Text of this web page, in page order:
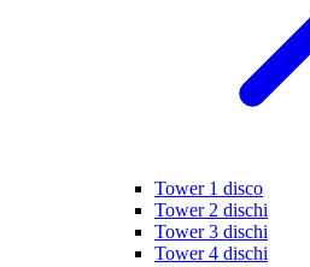
Tower 1 disco
Tower 2 dischi
Tower 3 dischi
Tower 4 dischi